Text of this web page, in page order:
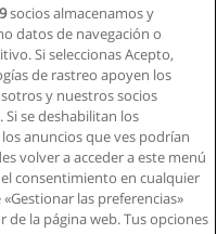
socios almacenamos y
datos de navegación o
Si seleccionas Acepto,
de rastreo apoyen los
y nuestros socios
se deshabilitan los
anuncios que ves podrían
volver a acceder a este menú
consentimiento en cualquier
las preferencias»
de la página web. Tus opciones